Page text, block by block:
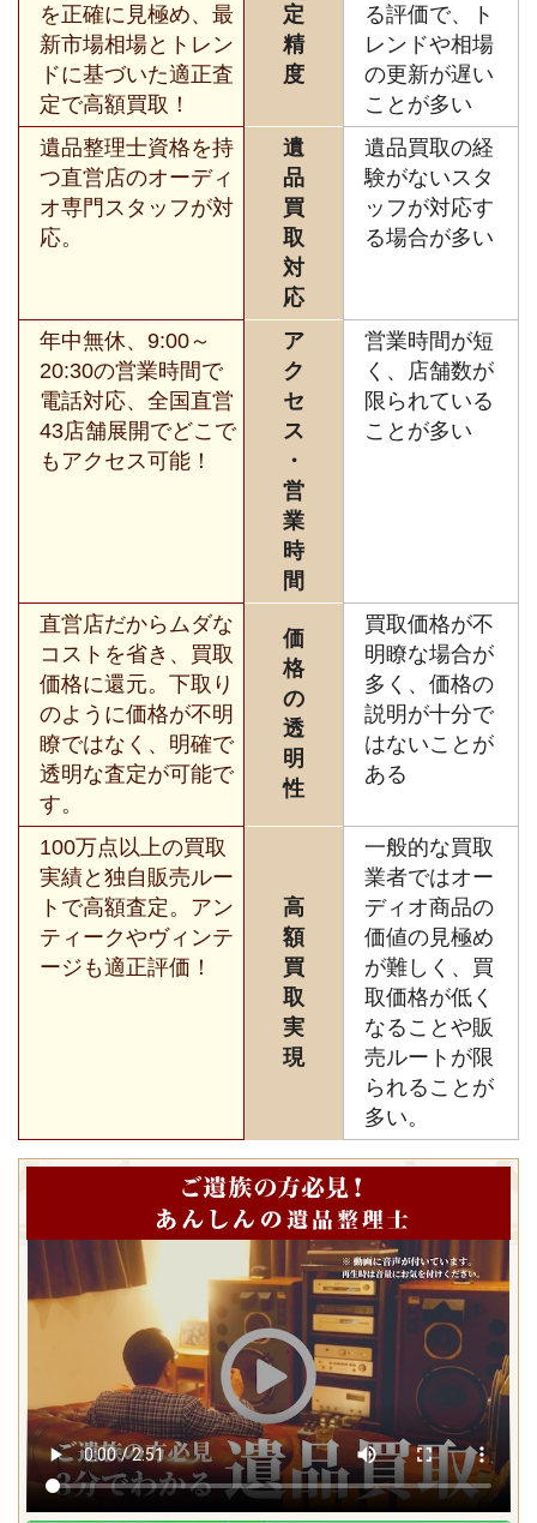
を正確に見極め、最
新市場相場とトレン
ドに基づいた適正査
定で高額買取！
定
精
度
る評価で、ト
レンドや相場
の更新が遅い
ことが多い
遺品整理士資格を持
つ直営店のオーディ
オ専門スタッフが対
応。
遺
品
買
取
対
応
遺品買取の経
験がないスタ
ッフが対応す
る場合が多い
年中無休、9:00～
20:30の営業時間で
電話対応、全国直営
43店舗展開でどこで
もアクセス可能！
ア
ク
セ
ス
・
営
業
時
間
営業時間が短
く、店舗数が
限られている
ことが多い
直営店だからムダな
コストを省き、買取
価格に還元。下取り
のように価格が不明
瞭ではなく、明確で
透明な査定が可能で
す。
価
格
の
透
明
性
買取価格が不
明瞭な場合が
多く、価格の
説明が十分で
はないことが
ある
100万点以上の買取
実績と独自販売ルー
トで高額査定。アン
ティークやヴィンテ
ージも適正評価！
高
額
買
取
実
現
一般的な買取
業者ではオー
ディオ商品の
価値の見極め
が難しく、買
取価格が低く
なることや販
売ルートが限
られることが
多い。